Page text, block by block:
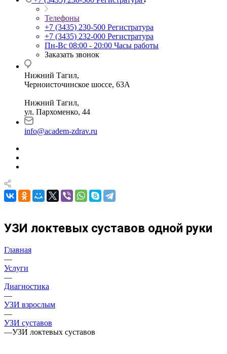
Телефоны
+7 (3435) 230-500 Регистратура
+7 (3435) 232-000 Регистратура
Пн-Вс 08:00 - 20:00 Часы работы
Заказать звонок
Нижний Тагил,
Черноисточинское шоссе, 63А
Нижний Тагил,
ул. Пархоменко, 44
info@academ-zdrav.ru
УЗИ локтевых суставов одной руки
Главная
—
Услуги
—
Диагностика
—
УЗИ взрослым
—
УЗИ суставов
—УЗИ локтевых суставов